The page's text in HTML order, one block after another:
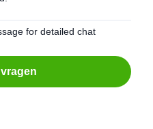
for detailed chat